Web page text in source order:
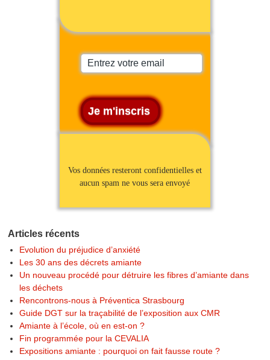
Vos données resteront confidentielles et
aucun spam ne vous sera envoyé
Articles récents
Evolution du préjudice d’anxiété
Les 30 ans des décrets amiante
Un nouveau procédé pour détruire les fibres d’amiante dans
les déchets
Rencontrons-nous à Préventica Strasbourg
Guide DGT sur la traçabilité de l’exposition aux CMR
Amiante à l’école, où en est-on ?
Fin programmée pour la CEVALIA
Expositions amiante : pourquoi on fait fausse route ?